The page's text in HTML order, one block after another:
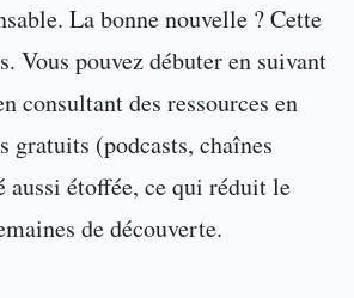
La bonne nouvelle ? Cette
Vous pouvez débuter en suivant
consultant des ressources en
gratuits (podcasts, chaînes
étoffée, ce qui réduit le
de découverte.